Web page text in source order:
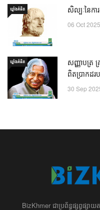
ឃ្លាំង​គំនិត សិល្បៈនៃក
06 Oct 2025
ឃ្លាំង​គំនិត
សញ្ញាបត្រ
ពិតប្រាកដរ
30 Sep
BizKhmer ​ជា​​ប្រព័ន្ធ​ផ្សព្វផ្សា